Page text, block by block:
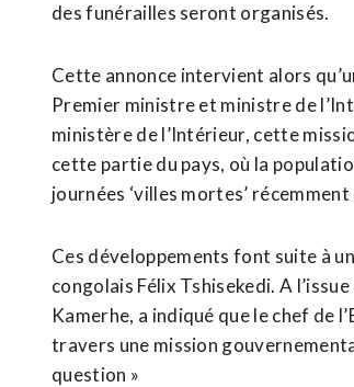
des funérailles seront organisés.
Cette annonce intervient alors
Premier ministre et ministre de
ministère de l’Intérieur, cette
cette partie du pays, où la
journées ‘villes mortes’
Ces développements font suite à
congolais Félix Tshisekedi. A
Kamerhe, a indiqué que le chef de
travers une mission
question »